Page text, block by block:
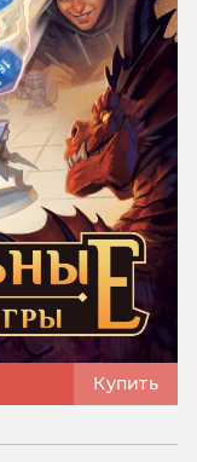
Купить